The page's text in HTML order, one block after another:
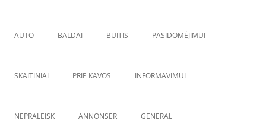
AUTO
PADANGOS
BALDAI BUITIS
ĮRANGA
ŠVAROS PREKĖS
PASIDOMĖJIMUI
SKAITINIAI PRIE KAVOS INFORMAVIMUI
NEPRALEISK ANNONSER GENERAL